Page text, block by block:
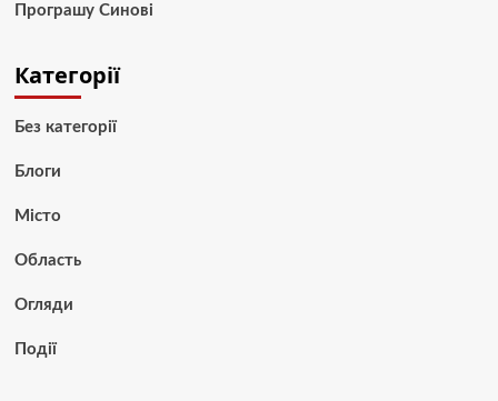
Програшу Синові
Категорії
Без категорії
Блоги
Місто
Область
Огляди
Події